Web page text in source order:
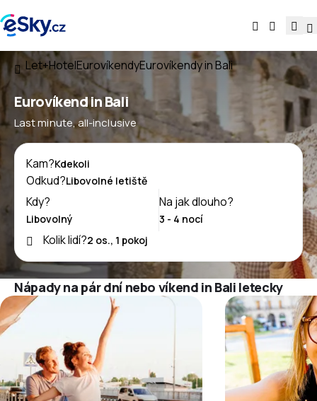
Let+HotelEurovíkendyEurovíkendy in Bali
Eurovíkend in Bali
Last minute, all-inclusive
Kam?
Odkud?
Kdy?
Na jak dlouho?
Kolik lidí?
Nápady na pár dní nebo víkend in Bali letecky